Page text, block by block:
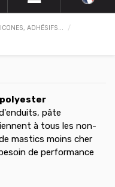
ADHÉSIFS...
polyester
pâte
à tous les non-
mastics moins cher
de performance